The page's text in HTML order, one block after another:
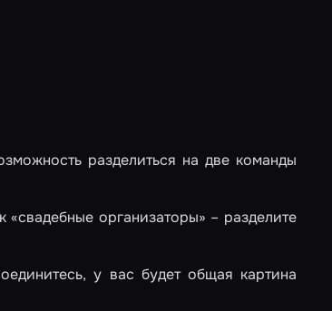
разделиться на две команды
организаторы» – разделите
у вас будет общая картина